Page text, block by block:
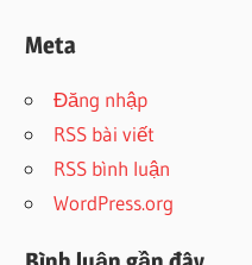
Meta
Đăng nhập
RSS bài viết
RSS bình luận
WordPress.org